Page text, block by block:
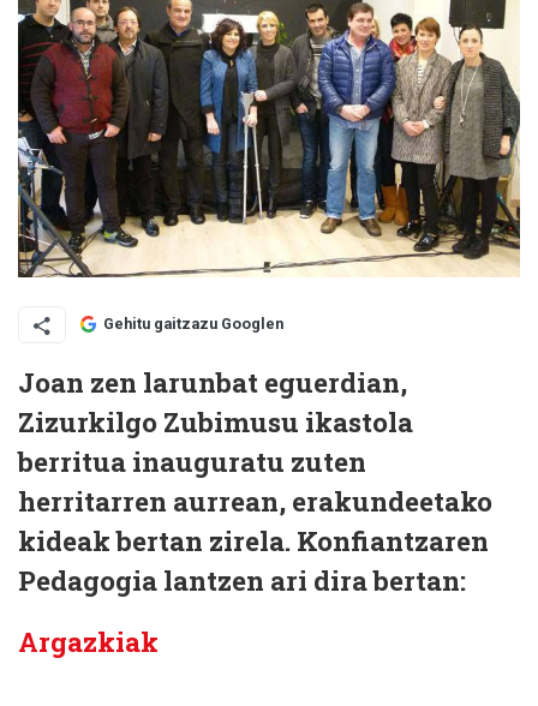
Gehitu gaitzazu Googlen
Joan zen larunbat eguerdian,
Zizurkilgo Zubimusu ikastola
berritua inauguratu zuten
herritarren aurrean, erakundeetako
kideak bertan zirela. Konfiantzaren
Pedagogia lantzen ari dira bertan:
Argazkiak